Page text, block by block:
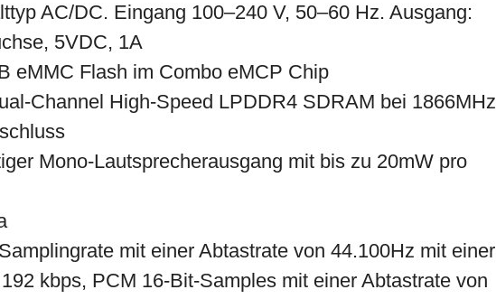
AC/DC. Eingang 100–240 V, 50–60 Hz. Ausgang:
5VDC, 1A
eMMC Flash im Combo eMCP Chip
Channel High-Speed LPDDR4 SDRAM bei 1866MHz
Mono-Lautsprecherausgang mit bis zu 20mW pro
mit einer Abtastrate von 44.100Hz mit einer
kbps, PCM 16-Bit-Samples mit einer Abtastrate von